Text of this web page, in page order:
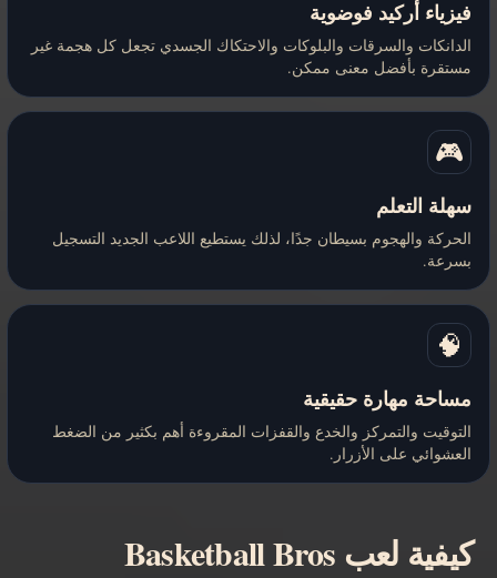
فيزياء أركيد فوضوية
الدانكات والسرقات والبلوكات والاحتكاك الجسدي تجعل كل هجمة غير
مستقرة بأفضل معنى ممكن.
🎮
سهلة التعلم
الحركة والهجوم بسيطان جدًا، لذلك يستطيع اللاعب الجديد التسجيل
بسرعة.
🧠
مساحة مهارة حقيقية
التوقيت والتمركز والخدع والقفزات المقروءة أهم بكثير من الضغط
العشوائي على الأزرار.
كيفية لعب Basketball Bros